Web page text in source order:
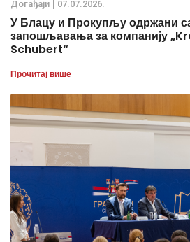
Дoгађаjи 07.07.2026.
У Блацу и Прокупљу одржани
запошљавања за компанију
Schubert“
Прочитај више